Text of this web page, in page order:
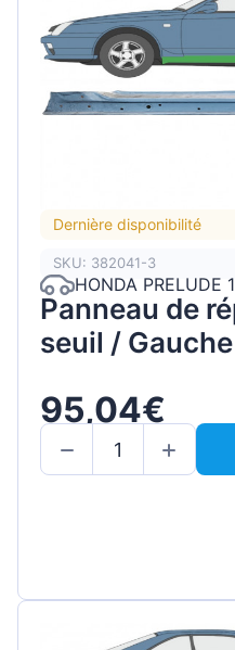
Dernière disponibilité
SKU: 382041-3
HONDA PRELUDE
Panneau de
seuil / Gauche
95,04€